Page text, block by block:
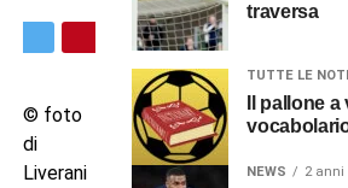
© foto
di
Liverani
traversa
TUTTE LE
Il pallone
NEWS 2 anni